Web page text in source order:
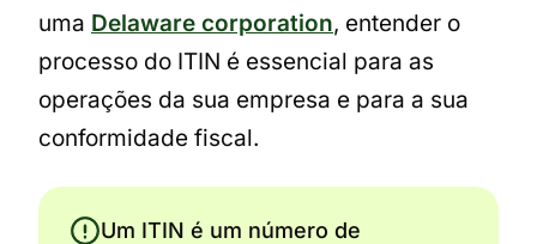
uma Delaware corporation, entender o
processo do ITIN é essencial para as
operações da sua empresa e para a sua
conformidade fiscal.
Um ITIN é um número de